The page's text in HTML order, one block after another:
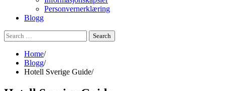
Personvernerklæring
Blogg
Search
for:
Home
Blogg
Hotell Sverige Guide